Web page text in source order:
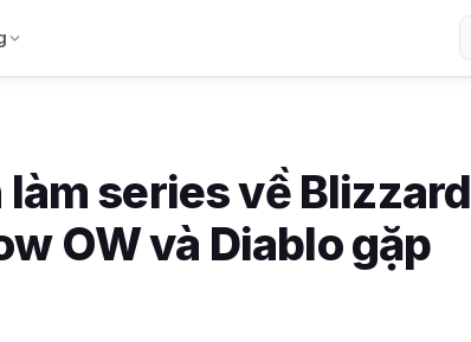
series về Blizzard
OW và Diablo gặp